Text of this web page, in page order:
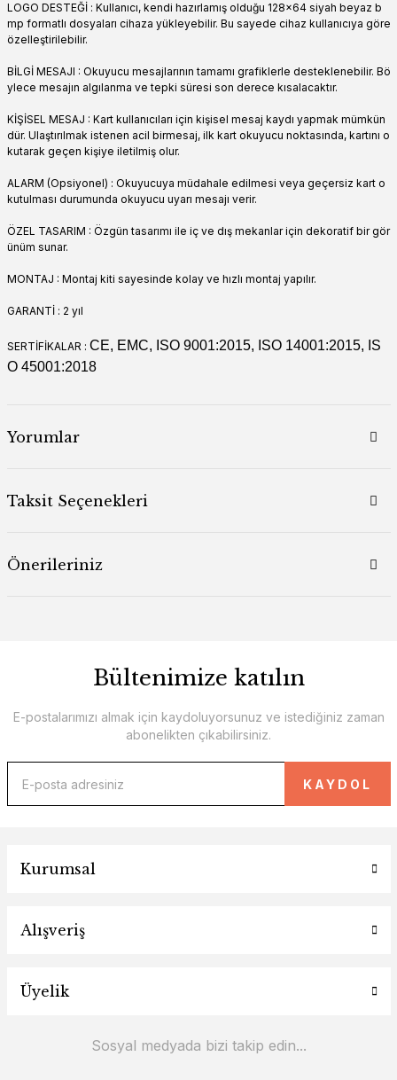
LOGO DESTEĞİ : Kullanıcı, kendi hazırlamış olduğu 128x64 siyah beyaz b
mp formatlı dosyaları cihaza yükleyebilir. Bu sayede cihaz kullanıcıya göre
özelleştirilebilir.
BİLGİ MESAJI : Okuyucu mesajlarının tamamı grafiklerle desteklenebilir. Bö
ylece mesajın algılanma ve tepki süresi son derece kısalacaktır.
KİŞİSEL MESAJ : Kart kullanıcıları için kişisel mesaj kaydı yapmak mümkün
dür. Ulaştırılmak istenen acil birmesaj, ilk kart okuyucu noktasında, kartını o
kutarak geçen kişiye iletilmiş olur.
ALARM (Opsiyonel) : Okuyucuya müdahale edilmesi veya geçersiz kart o
kutulması durumunda okuyucu uyarı mesajı verir.
ÖZEL TASARIM : Özgün tasarımı ile iç ve dış mekanlar için dekoratif bir gör
ünüm sunar.
MONTAJ : Montaj kiti sayesinde kolay ve hızlı montaj yapılır.
GARANTİ : 2 yıl
SERTİFİKALAR : CE, EMC, ISO 9001:2015, ISO 14001:2015, IS
O 45001:2018
Yorumlar
Taksit Seçenekleri
Önerileriniz
Bültenimize katılın
E-postalarımızı almak için kaydoluyorsunuz ve istediğiniz zaman
abonelikten çıkabilirsiniz.
KAYDOL
Kurumsal
Alışveriş
Üyelik
Sosyal medyada bizi takip edin...